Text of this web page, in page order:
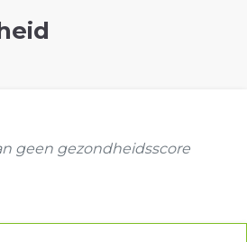
geen gezondheidsscore